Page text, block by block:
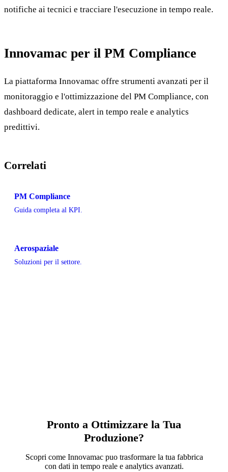
notifiche ai tecnici e tracciare l'esecuzione in tempo reale.
Innovamac per il PM Compliance
La piattaforma Innovamac offre strumenti avanzati per il
monitoraggio e l'ottimizzazione del PM Compliance, con
dashboard dedicate, alert in tempo reale e analytics
predittivi.
Correlati
PM Compliance
Guida completa al KPI.
Aerospaziale
Soluzioni per il settore.
Pronto a Ottimizzare la Tua
Produzione?
Scopri come Innovamac puo trasformare la tua fabbrica
con dati in tempo reale e analytics avanzati.